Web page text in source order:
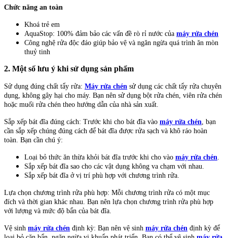
Chức năng an toàn
Khoá trẻ em
AquaStop: 100% đảm bảo các vấn đề rò rỉ nước của máy rửa chén
Công nghệ rửa độc đáo giúp bảo vệ và ngăn ngừa quá trình ăn mòn
thuỷ tinh
2. Một số lưu ý khi sử dụng sản phẩm
Sử dụng đúng chất tẩy rửa: Máy rửa chén sử dụng các chất tẩy rửa chuyên
dụng, không gây hại cho máy. Bạn nên sử dụng bột rửa chén, viên rửa chén
hoặc muối rửa chén theo hướng dẫn của nhà sản xuất.
Sắp xếp bát đĩa đúng cách: Trước khi cho bát đĩa vào máy rửa chén , bạn
cần sắp xếp chúng đúng cách để bát đĩa được rửa sạch và khô ráo hoàn
toàn. Bạn cần chú ý:
Loại bỏ thức ăn thừa khỏi bát đĩa trước khi cho vào máy rửa chén
Sắp xếp bát đĩa sao cho các vật dụng không va chạm với nhau.
Sắp xếp bát đĩa ở vị trí phù hợp với chương trình rửa.
Lựa chọn chương trình rửa phù hợp: Mỗi chương trình rửa có một mục
đích và thời gian khác nhau. Bạn nên lựa chọn chương trình rửa phù hợp
với lượng và mức độ bẩn của bát đĩa.
Vệ sinh máy rửa chén định kỳ: Bạn nên vệ sinh máy rửa chén định kỳ để